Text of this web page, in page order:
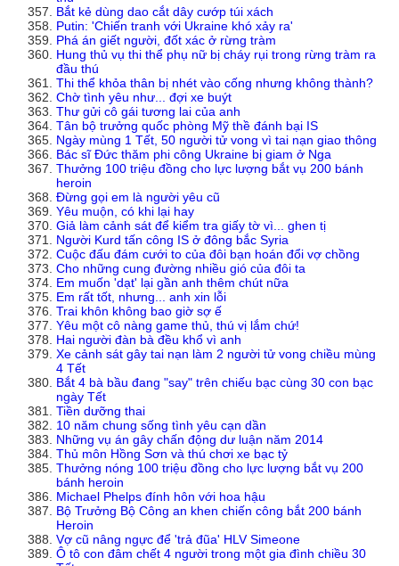
Bắt kẻ dùng dao cắt dây cướp túi xách
Putin: 'Chiến tranh với Ukraine khó xảy ra'
Phá án giết người, đốt xác ở rừng tràm
Hung thủ vụ thi thể phụ nữ bị cháy rụi trong rừng tràm ra
đầu thú
Thi thể khỏa thân bị nhét vào cống nhưng không thành?
Chờ tình yêu như... đợi xe buýt
Thư gửi cô gái tương lai của anh
Tân bộ trưởng quốc phòng Mỹ thề đánh bại IS
Ngày mùng 1 Tết, 50 người tử vong vì tai nạn giao thông
Bác sĩ Đức thăm phi công Ukraine bị giam ở Nga
Thưởng 100 triệu đồng cho lực lượng bắt vụ 200 bánh
heroin
Đừng gọi em là người yêu cũ
Yêu muộn, có khi lại hay
Giả làm cảnh sát để kiểm tra giấy tờ vì... ghen tị
Người Kurd tấn công IS ở đông bắc Syria
Cuộc đấu đám cưới to của đôi bạn hoán đổi vợ chồng
Cho những cung đường nhiều gió của đôi ta
Em muốn 'dạt' lại gần anh thêm chút nữa
Em rất tốt, nhưng... anh xin lỗi
Trai khôn không bao giờ sợ ế
Yêu một cô nàng game thủ, thú vị lắm chứ!
Hai người đàn bà đều khổ vì anh
Xe cảnh sát gây tai nạn làm 2 người tử vong chiều mùng
4 Tết
Bắt 4 bà bầu đang "say" trên chiếu bạc cùng 30 con bạc
ngày Tết
Tiền dưỡng thai
10 năm chung sống tình yêu cạn dần
Những vụ án gây chấn động dư luận năm 2014
Thủ môn Hồng Sơn và thú chơi xe bạc tỷ
Thưởng nóng 100 triệu đồng cho lực lượng bắt vụ 200
bánh heroin
Michael Phelps đính hôn với hoa hậu
Bộ Trưởng Bộ Công an khen chiến công bắt 200 bánh
Heroin
Vợ cũ nâng ngực để 'trả đũa' HLV Simeone
Ô tô con đâm chết 4 người trong một gia đình chiều 30